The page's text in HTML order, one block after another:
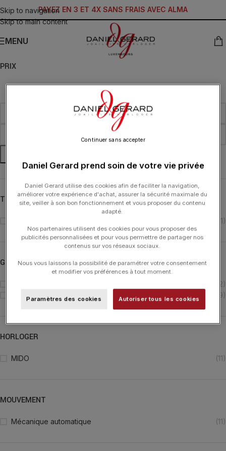
Skip to navigation
Skip to main content
PAYEZ EN 3 ET 4X SANS FRAIS AVEC ALMA
MENU
PRIX
TYPOLOGIE
(11)
GENRE
(2)
Homme
(9)
HORLOGER
MIDO (11)
MOUVEMENT
Mécanique automatique (11)
Daniel Gerard prend soin de votre vie privée
Daniel Gerard utilise des cookies afin de faciliter la navigation,
améliorer votre expérience d'achat, assurer la sécurité maximale du
site, veiller à son bon fonctionnement et vous proposer du contenu
adapté.
Nos partenaires utilisent des cookies pour vous proposer des
publicités personnalisées et pour vous permettre de partager nos
contenus sur vos réseaux sociaux.
Nous vous laissons la possibilité de paramétrer votre consentement
et modifier vos préférences à tout moment.
Paramètres des cookies Autoriser tous les cookies
Continuer sans accepter